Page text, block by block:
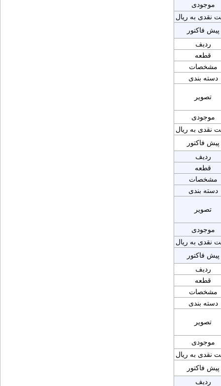
موجودی
نقدی به ریال
پیش فاکتور
ردیف
قطعه
مشخصات
دسته بندی
تصویر
موجودی
نقدی به ریال
پیش فاکتور
ردیف
قطعه
مشخصات
دسته بندی
تصویر
موجودی
نقدی به ریال
پیش فاکتور
ردیف
قطعه
مشخصات
دسته بندی
تصویر
موجودی
نقدی به ریال
پیش فاکتور
ردیف